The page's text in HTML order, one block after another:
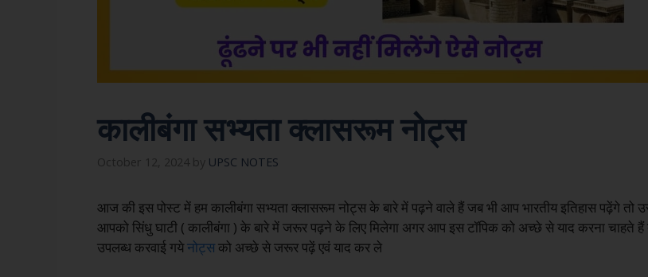
कालीबंगा सभ्यता क्लासरूम नोट्स
October 12, 2024 by UPSC NOTES
आज की इस पोस्ट में हम कालीबंगा सभ्यता क्लासरूम नोट्स के बारे में पढ़ने वाले हैं जब भी आप भारतीय इतिहास पढ़ेंगे तो
आपको सिंधु घाटी ( कालीबंगा ) के बारे में जरूर पढ़ने के लिए मिलेगा अगर आप इस टॉपिक को अच्छे से याद करना चाहते हैं
उपलब्ध करवाई गयेनोट्सको अच्छे से जरूर पढ़ें एवं याद कर ले